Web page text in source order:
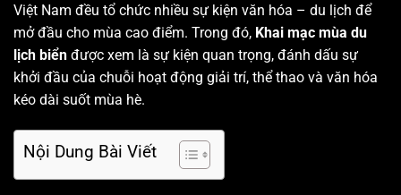
Việt Nam đều tổ chức nhiều sự kiện văn hóa – du lịch để
mở đầu cho mùa cao điểm. Trong đó, Khai mạc mùa du
lịch biển được xem là sự kiện quan trọng, đánh dấu sự
khởi đầu của chuỗi hoạt động giải trí, thể thao và văn hóa
kéo dài suốt mùa hè.
Nội Dung Bài Viết